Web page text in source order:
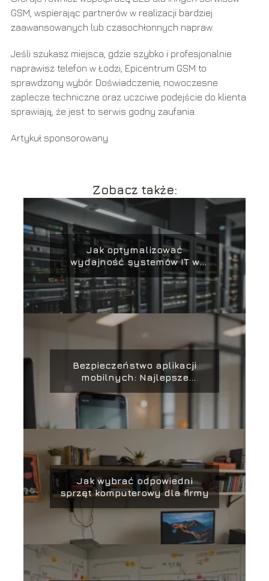
GSM, wspierając partnerów w realizacji bardziej
zaawansowanych lub czasochłonnych napraw.
Jeśli szukasz miejsca, gdzie szybko i profesjonalnie
naprawisz telefon w Łodzi, Epicentrum GSM to
sprawdzony wybór. Doświadczenie, nowoczesne
zaplecze techniczne oraz uczciwe podejście do klienta
sprawiają, że jest to serwis godny zaufania.
Artykuł sponsorowany
Zobacz także:
Jak optymalizować
wydajność systemów IT w
firmie
Bezpieczeństwo aplikacji
mobilnych: Najlepsze
praktyki i narzędzia
Jak wybrać odpowiedni
sprzęt komputerowy dla firmy